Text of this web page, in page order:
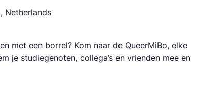
Netherlands
met een borrel? Kom naar de QueerMiBo, elke
je studiegenoten, collega’s en vrienden mee en